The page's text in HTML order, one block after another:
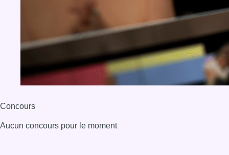
Concours
Aucun concours pour le moment